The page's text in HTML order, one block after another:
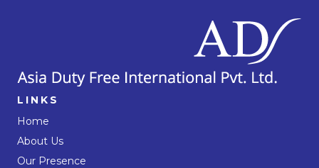
LINKS
Home
About Us
Our Presence